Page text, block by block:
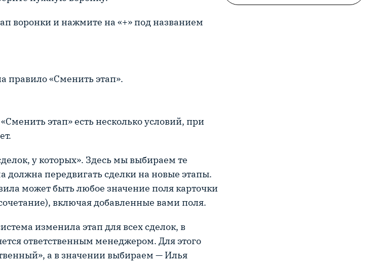
воронки и нажмите на «+» под названием
правило «Сменить этап».
этап» есть несколько условий, при
у которых». Здесь мы выбираем те
должна передвигать сделки на новые этапы.
может быть любое значение поля карточки
включая добавленные вами поля.
изменила этап для всех сделок, в
ответственным менеджером. Для этого
а в значении выбираем — Илья